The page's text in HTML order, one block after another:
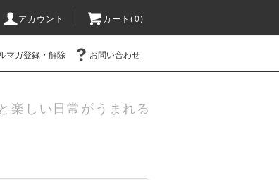
アカウント カート(0)
マガ登録・解除 お問い合わせ
楽しい日常がうまれる